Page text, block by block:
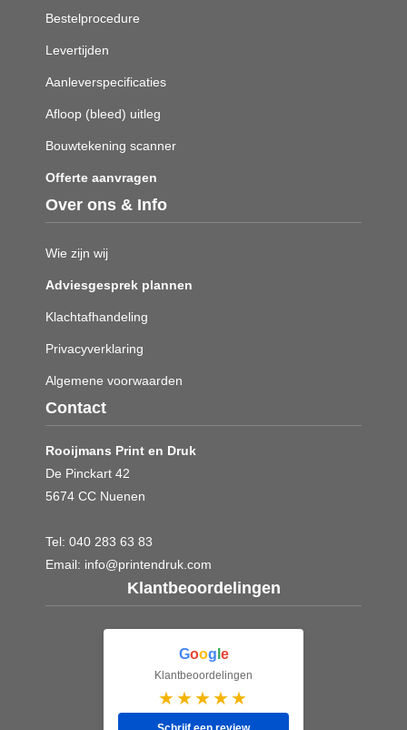
Bestelprocedure
Levertijden
Aanleverspecificaties
Afloop (bleed) uitleg
Bouwtekening scanner
Offerte aanvragen
Over ons & Info
Wie zijn wij
Adviesgesprek plannen
Klachtafhandeling
Privacyverklaring
Algemene voorwaarden
Contact
Rooijmans Print en Druk
De Pinckart 42
5674 CC Nuenen
Tel: 040 283 63 83
Email: info@printendruk.com
Klantbeoordelingen
Goog e
Klantbeoordelingen
★★★★★